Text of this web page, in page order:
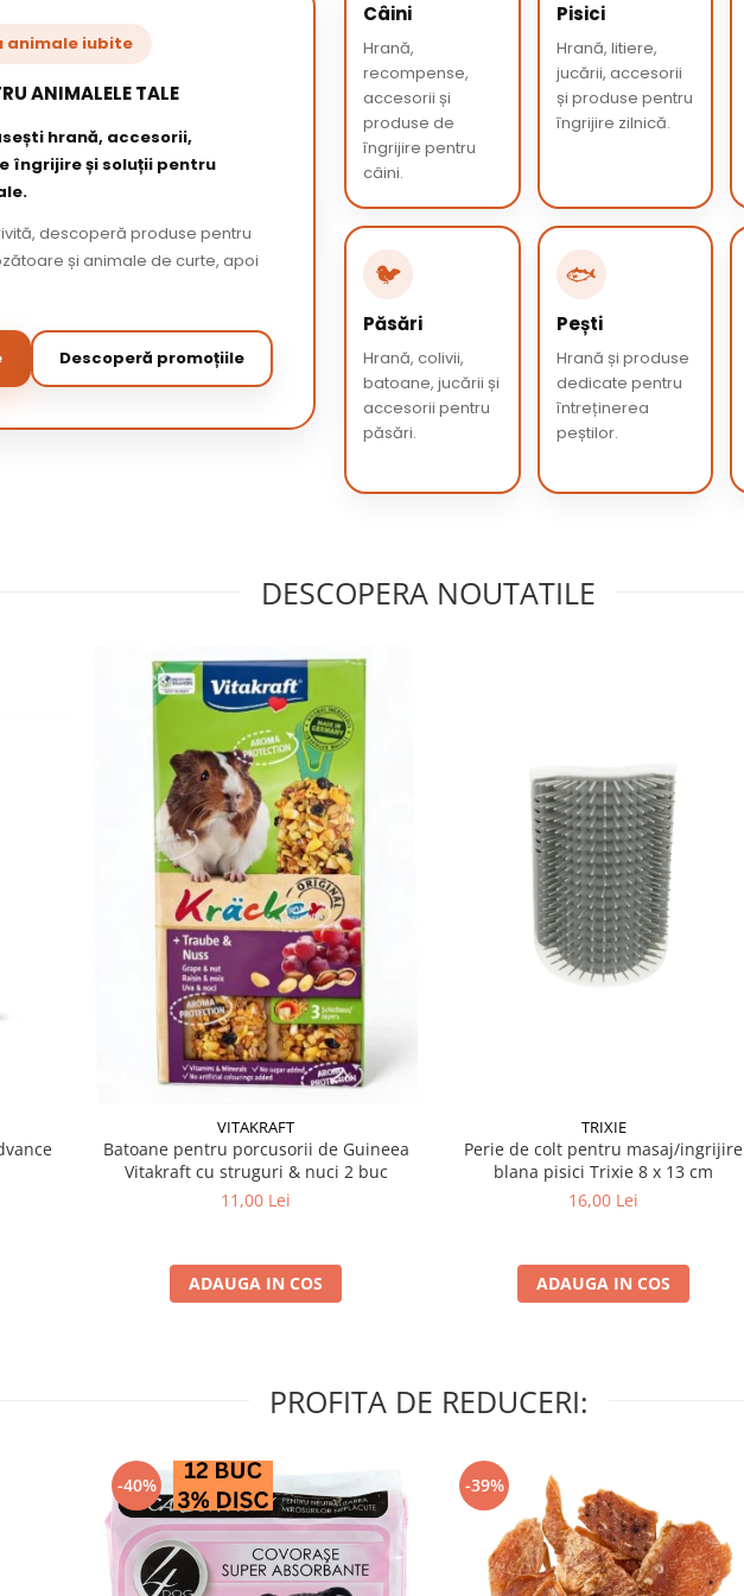
animale iubite
ANIMALELE TALE
hrană, accesorii,
îngrijire și soluții pentru
descoperă produse pentru
și animale de curte, apoi
Descoperă promoțiile
Câini
Hrană,
recompense,
accesorii și
produse de
îngrijire pentru
câini.
Pisici
Hrană, litiere,
jucării, accesorii
și produse pentru
îngrijire zilnică.
🐦
Păsări
Hrană, colivii,
batoane, jucării și
accesorii pentru
păsări.
🐟
Pești
Hrană și produse
dedicate pentru
întreținerea
peștilor.
DESCOPERA NOUTATILE
VITAKRAFT
Batoane pentru porcusorii de Guineea
Vitakraft cu struguri & nuci 2 buc
11,00 Lei
ADAUGA IN COS
TRIXIE
Perie de colt pentru masaj/ingrijire
blana pisici Trixie 8 x 13 cm
16,00 Lei
ADAUGA IN COS
PROFITA DE REDUCERI:
-40% -39%